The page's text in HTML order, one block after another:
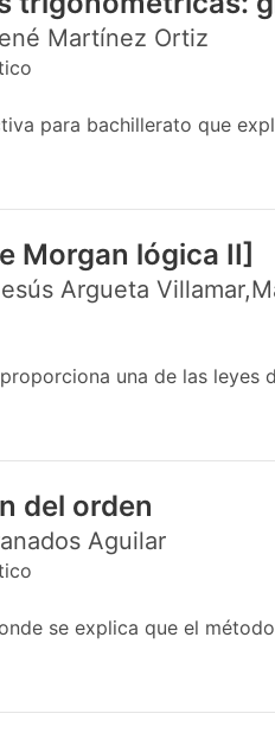
Martínez Ortiz
para bachillerato que
Morgan lógica II]
Argueta
una de las leyes
del orden
Aguilar
se explica que el